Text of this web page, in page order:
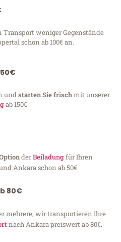
Transport weniger Gegenstände
schon ab 100€ an.
undstarten Sie frischmit unserer
ab 150€.
derBeiladungfür Ihren
Ankara schon ab 50€.
80€
mehrere, wir transportieren Ihre
nach Ankara preiswert ab 80€.